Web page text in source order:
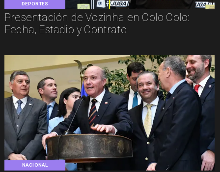
DEPORTES
Presentación de Vozinha en Colo Colo:
Fecha, Estadio y Contrato
NACIONAL